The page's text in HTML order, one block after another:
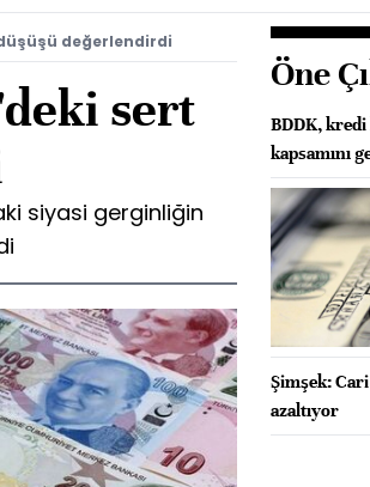
değerlendirdi
sert
siyasi gerginliğin
Öne
BDDK, kredi
kapsamını
Şimşek:
azaltıyor